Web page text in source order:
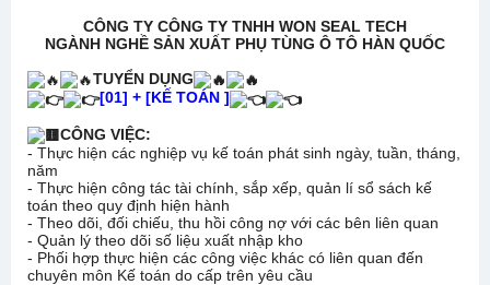
CÔNG TY CÔNG TY TNHH WON SEAL TECH
NGÀNH NGHỀ SẢN XUẤT PHỤ TÙNG Ô TÔ HÀN QUỐC
TUYỂN DỤNG
[01] + [KẾ TOÁN ]
CÔNG VIỆC:
- Thực hiện các nghiệp vụ kế toán phát sinh ngày, tuần, tháng,
năm
- Thực hiện công tác tài chính, sắp xếp, quản lí sổ sách kế
toán theo quy định hiện hành
- Theo dõi, đối chiếu, thu hồi công nợ với các bên liên quan
- Quản lý theo dõi số liệu xuất nhập kho
- Phối hợp thực hiện các công việc khác có liên quan đến
chuyên môn Kế toán do cấp trên yêu cầu